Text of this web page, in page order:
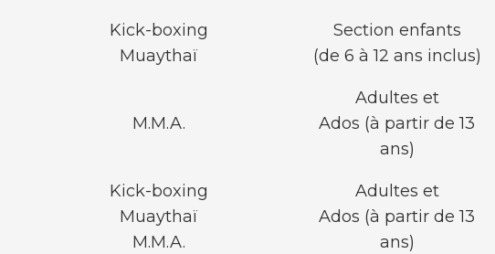
Kick-boxing
Muaythaï
Section enfants
(de 6 à 12 ans inclus)
M.M.A.
Adultes et
Ados (à partir de 13
ans)
Kick-boxing
Muaythaï
M.M.A.
Adultes et
Ados (à partir de 13
ans)